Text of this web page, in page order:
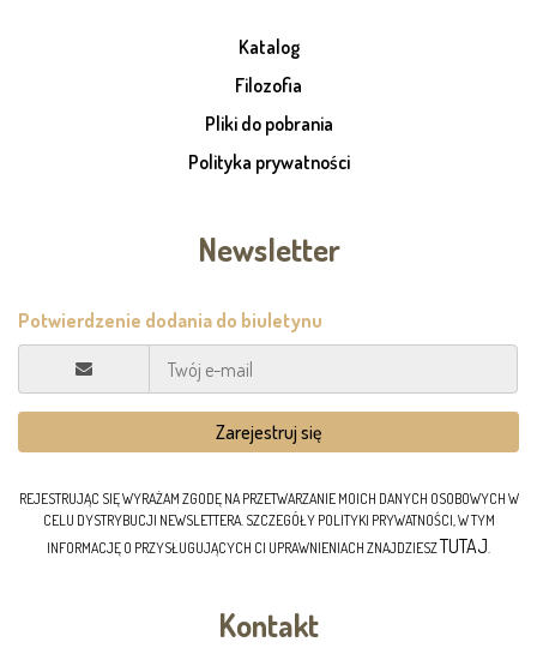
Katalog
Filozofia
Pliki do pobrania
Polityka prywatności
Newsletter
REJESTRUJĄC SIĘ WYRAŻAM ZGODĘ NA PRZETWARZANIE MOICH DANYCH OSOBOWYCH W
CELU DYSTRYBUCJI NEWSLETTERA. SZCZEGÓŁY POLITYKI PRYWATNOŚCI, W TYM
INFORMACJĘ O PRZYSŁUGUJĄCYCH CI UPRAWNIENIACH ZNAJDZIESZTUTAJ.
Kontakt